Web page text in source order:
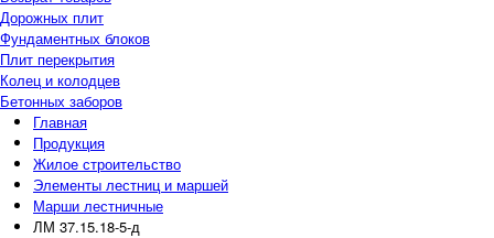
Дорожных плит
Фундаментных блоков
Плит перекрытия
Колец и колодцев
Бетонных заборов
Главная
Продукция
Жилое строительство
Элементы лестниц и маршей
Марши лестничные
ЛМ 37.15.18-5-д